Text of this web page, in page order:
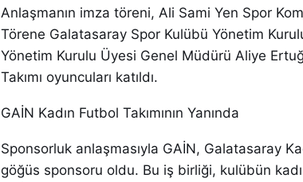
Anlaşmanın imza töreni, Ali Sami Yen Spor
Törene Galatasaray Spor Kulübü Yönetim
Yönetim Kurulu Üyesi Genel Müdürü Aliye
Takımı oyuncuları katıldı.
GAİN Kadın Futbol Takımının Yanında
Sponsorluk anlaşmasıyla GAİN, Galatasaray
göğüs sponsoru oldu. Bu iş birliği, kulübün